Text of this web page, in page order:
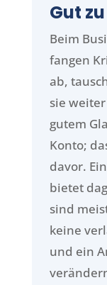
Gut
Beim
fangen
ab,
sie
gutem
Konto;
davor.
bietet
sind
keine
und ein